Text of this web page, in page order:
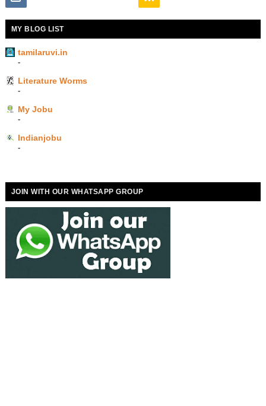
MY BLOG LIST
tamilaruvi.in
-
Literature Worms
-
My Jobu
-
Indianjobu
-
JOIN WITH OUR WHATSAPP GROUP